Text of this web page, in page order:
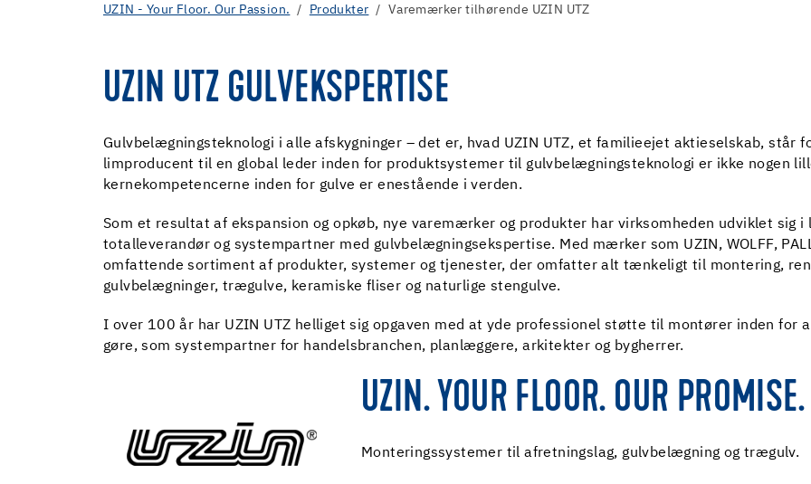
UZIN - Your Floor. Our Passion. Produkter Varemærker tilhørende UZIN UTZ
UZIN UTZ GULVEKSPERTISE
Gulvbelægningsteknologi i alle afskygninger – det er, hvad UZIN UTZ, et familieejet aktieselskab, står
limproducent til en global leder inden for produktsystemer til gulvbelægningsteknologi er ikke nogen
kernekompetencerne inden for gulve er enestående i verden.
Som et resultat af ekspansion og opkøb, nye varemærker og produkter har virksomheden udviklet sig
totalleverandør og systempartner med gulvbelægningsekspertise. Med mærker som UZIN, WOLFF,
omfattende sortiment af produkter, systemer og tjenester, der omfatter alt tænkeligt til montering,
gulvbelægninger, trægulve, keramiske fliser og naturlige stengulve.
I over 100 år har UZIN UTZ helliget sig opgaven med at yde professionel støtte til montører inden for
gøre, som systempartner for handelsbranchen, planlæggere, arkitekter og bygherrer.
UZIN. YOUR FLOOR. OUR PROMISE.
Monteringssystemer til afretningslag, gulvbelægning og trægulv.